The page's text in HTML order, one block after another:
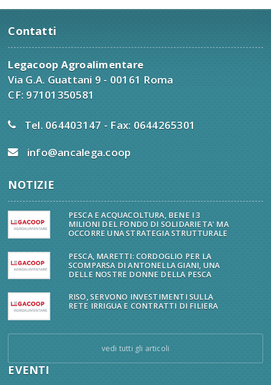
Contatti
Legacoop Agroalimentare
Via G.A. Guattani 9 - 00161 Roma
CF: 97101350581
Tel. 064403147 - Fax: 0644265301
info@ancalega.coop
NOTIZIE
PESCA E ACQUACOLTURA, BENE I 3
MILIONI DEL FONDO DI SOLIDARIETA' MA
OCCORRE UNA STRATEGIA STRUTTURALE
PESCA, MARETTI: CORDOGLIO PER LA
SCOMPARSA DI ANTONELLA GIANI, UNA
DELLE NOSTRE DONNE DELLA PESCA
RISO, SERVONO INVESTIMENTI SULLA
RETE IRRIGUA E CONTRATTI DI FILIERA
vedi tutti gli articoli
EVENTI